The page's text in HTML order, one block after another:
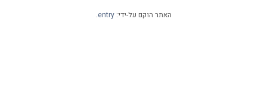
האתר הוקם על-ידי:entry
.